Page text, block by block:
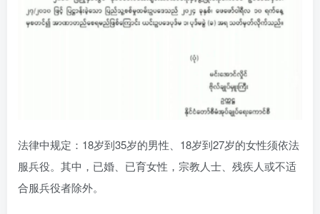
法律中规定：18岁到35岁的男性、18岁到27岁的女性须依法
服兵役。其中，已婚、已育女性，宗教人士、残疾人或不适
合服兵役者除外。